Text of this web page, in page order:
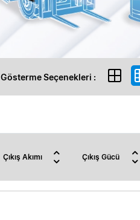
Gösterme Seçenekleri :
Çıkış Akımı Çıkış Gücü